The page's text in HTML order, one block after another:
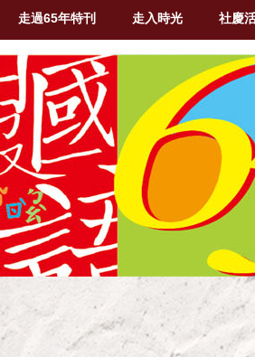
走過65年特刊 走入時光 社慶